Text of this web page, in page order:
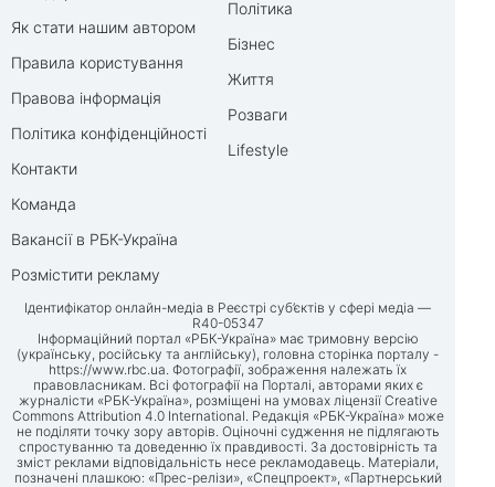
Як стати нашим автором
Правила користування
Правова інформація
Політика конфіденційності
Контакти
Команда
Вакансії в РБК-Україна
Розмістити рекламу
Політика
Бізнес
Життя
Розваги
Lifestyle
Ідентифікатор онлайн-медіа в Реєстрі суб’єктів у сфері медіа —
R40-05347
Інформаційний портал «РБК-Україна» має тримовну версію
(українську, російську та англійську), головна сторінка порталу -
https://www.rbc.ua. Фотографії, зображення належать їх
правовласникам. Всі фотографії на Порталі, авторами яких є
журналісти «РБК-Україна», розміщені на умовах ліцензії Creative
Commons Attribution 4.0 International. Редакція «РБК-Україна» може
не поділяти точку зору авторів. Оціночні судження не підлягають
спростуванню та доведенню їх правдивості. За достовірність та
зміст реклами відповідальність несе рекламодавець. Матеріали,
позначені плашкою: «Прес-релізи», «Спецпроект», «Партнерський